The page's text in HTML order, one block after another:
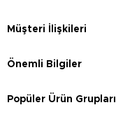
Müşteri İlişkileri
Önemli Bilgiler
Popüler Ürün Grupları